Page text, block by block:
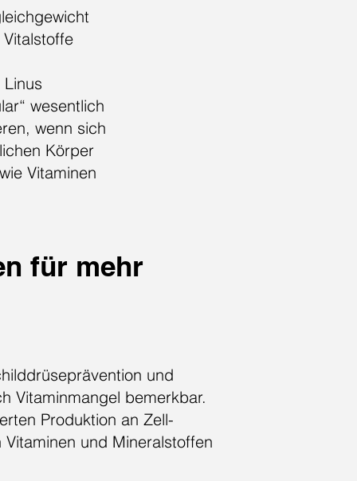
wesentlich
wenn sich
Körper
Vitaminen
für mehr
und
Vitaminmangel bemerkbar.
Produktion an Zell-
und Mineralstoffen